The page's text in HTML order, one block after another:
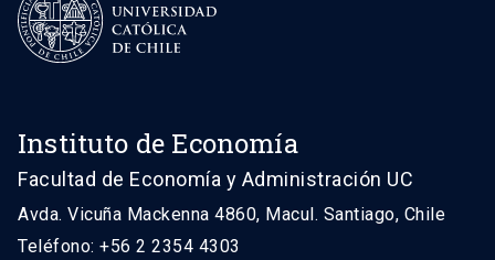
Instituto de Economía
Facultad de Economía y Administración UC
Avda. Vicuña Mackenna 4860, Macul. Santiago, Chile
Teléfono: +56 2 2354 4303